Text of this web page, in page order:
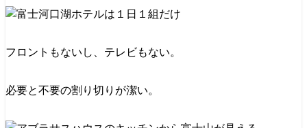
フロントもないし、テレビもない。
必要と不要の割り切りが潔い。